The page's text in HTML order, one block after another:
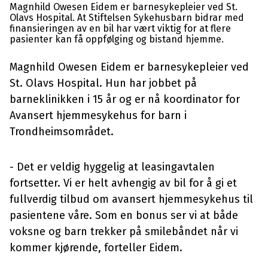
Magnhild Owesen Eidem er barnesykepleier ved St.
Olavs Hospital. At Stiftelsen Sykehusbarn bidrar med
finansieringen av en bil har vært viktig for at flere
pasienter kan få oppfølging og bistand hjemme.
Magnhild Owesen Eidem er barnesykepleier ved
St. Olavs Hospital. Hun har jobbet på
barneklinikken i 15 år og er nå koordinator for
Avansert hjemmesykehus for barn i
Trondheimsområdet.
- Det er veldig hyggelig at leasingavtalen
fortsetter. Vi er helt avhengig av bil for å gi et
fullverdig tilbud om avansert hjemmesykehus til
pasientene våre. Som en bonus ser vi at både
voksne og barn trekker på smilebåndet når vi
kommer kjørende, forteller Eidem.